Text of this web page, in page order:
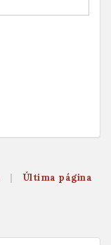
|
Última página